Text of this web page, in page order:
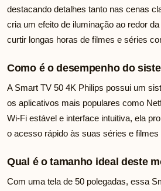
destacando detalhes tanto nas cenas
cria um efeito de iluminação ao redor
curtir longas horas de filmes e séries
Como é o desempenho do
A Smart TV 50 4K Philips possui um
os aplicativos mais populares como
Wi-Fi estável e interface intuitiva, ela
o acesso rápido às suas séries e filmes
Qual é o tamanho ideal deste
Com uma tela de 50 polegadas, essa